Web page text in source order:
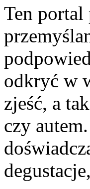
Ten portal
odkryć w
zjeść, a
czy